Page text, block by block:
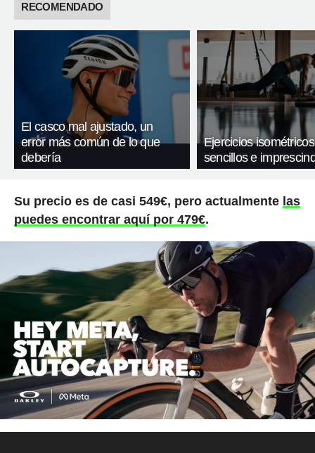
RECOMENDADO
El casco mal ajustado, un
error más común de lo que
debería
Ejercicios
sencillos e
Su precio es de casi 549€, pero actualmente las
puedes encontrar aquí por 479€.